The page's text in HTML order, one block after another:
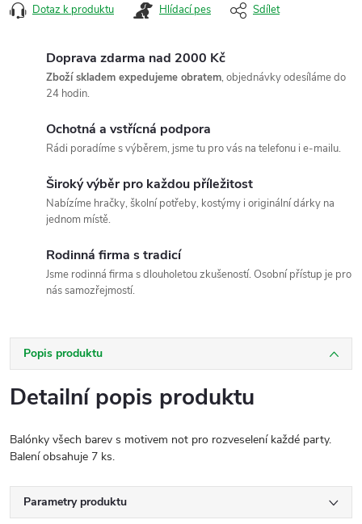
Dotaz k produktu Hlídací pes Sdílet
Doprava zdarma nad 2000 Kč
Zboží skladem expedujeme obratem, objednávky odesíláme do
24 hodin.
Ochotná a vstřícná podpora
Rádi poradíme s výběrem, jsme tu pro vás na telefonu i e-mailu.
Široký výběr pro každou příležitost
Nabízíme hračky, školní potřeby, kostýmy i originální dárky na
jednom místě.
Rodinná firma s tradicí
Jsme rodinná firma s dlouholetou zkušeností. Osobní přístup je pro
nás samozřejmostí.
Popis produktu
Detailní popis produktu
Balónky všech barev s motivem not pro rozveselení každé party.
Balení obsahuje 7 ks.
Parametry produktu